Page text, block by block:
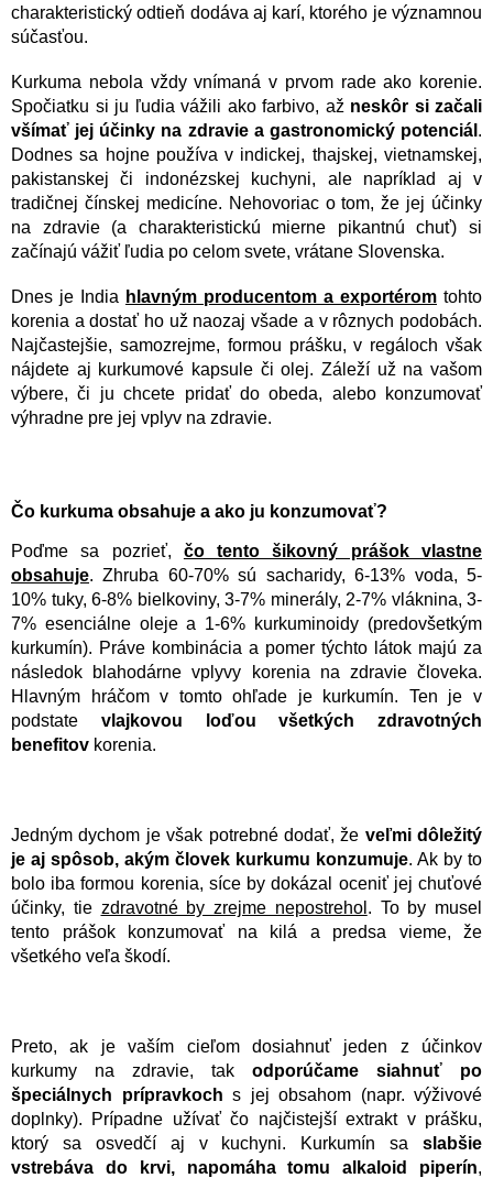
charakteristický odtieň dodáva aj karí, ktorého je významnou
súčasťou.
Kurkuma nebola vždy vnímaná v prvom rade ako korenie.
Spočiatku si ju ľudia vážili ako farbivo, až neskôr si začali
všímať jej účinky na zdravie a gastronomický potenciál .
Dodnes sa hojne používa v indickej, thajskej, vietnamskej,
pakistanskej či indonézskej kuchyni, ale napríklad aj v
tradičnej čínskej medicíne. Nehovoriac o tom, že jej účinky
na zdravie (a charakteristickú mierne pikantnú chuť) si
začínajú vážiť ľudia po celom svete, vrátane Slovenska.
Dnes je India hlavným producentom a exportérom tohto
korenia a dostať ho už naozaj všade a v rôznych podobách.
Najčastejšie, samozrejme, formou prášku, v regáloch však
nájdete aj kurkumové kapsule či olej. Záleží už na vašom
výbere, či ju chcete pridať do obeda, alebo konzumovať
výhradne pre jej vplyv na zdravie.
Čo kurkuma obsahuje a ako ju konzumovať?
Poďme sa pozrieť,
čo tento šikovný prášok vlastne
obsahuje. Zhruba 60-70% sú sacharidy, 6-13% voda, 5-
10% tuky, 6-8% bielkoviny, 3-7% minerály, 2-7% vláknina, 3-
7% esenciálne oleje a 1-6% kurkuminoidy (predovšetkým
kurkumín). Práve kombinácia a pomer týchto látok majú za
následok blahodárne vplyvy korenia na zdravie človeka.
Hlavným hráčom v tomto ohľade je kurkumín. Ten je v
podstate vlajkovou loďou všetkých zdravotných
benefitov korenia.
Jedným dychom je však potrebné dodať, že veľmi dôležitý
je aj spôsob, akým človek kurkumu konzumuje. Ak by to
bolo iba formou korenia, síce by dokázal oceniť jej chuťové
účinky, tie zdravotné by zrejme nepostrehol . To by musel
tento prášok konzumovať na kilá a predsa vieme, že
všetkého veľa škodí.
Preto, ak je vaším cieľom dosiahnuť jeden z účinkov
kurkumy na zdravie, tak odporúčame siahnuť po
špeciálnych prípravkoch s jej obsahom (napr. výživové
doplnky). Prípadne užívať čo najčistejší extrakt v prášku,
ktorý sa osvedčí aj v kuchyni. Kurkumín sa slabšie
vstrebáva do krvi, napomáha tomu alkaloid piperín,